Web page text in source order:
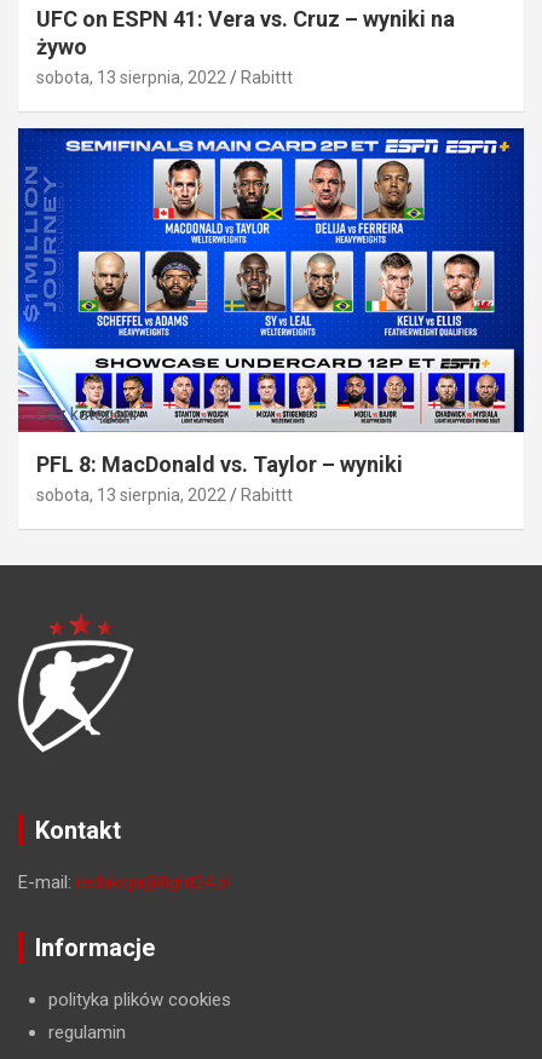
UFC on ESPN 41: Vera vs. Cruz – wyniki na
żywo
sobota, 13 sierpnia, 2022 Rabittt
Bez kategorii
PFL 8: MacDonald vs. Taylor – wyniki
sobota, 13 sierpnia, 2022 Rabittt
Kontakt
E-mail: redakcja@fight24.pl
Informacje
polityka plików cookies
regulamin